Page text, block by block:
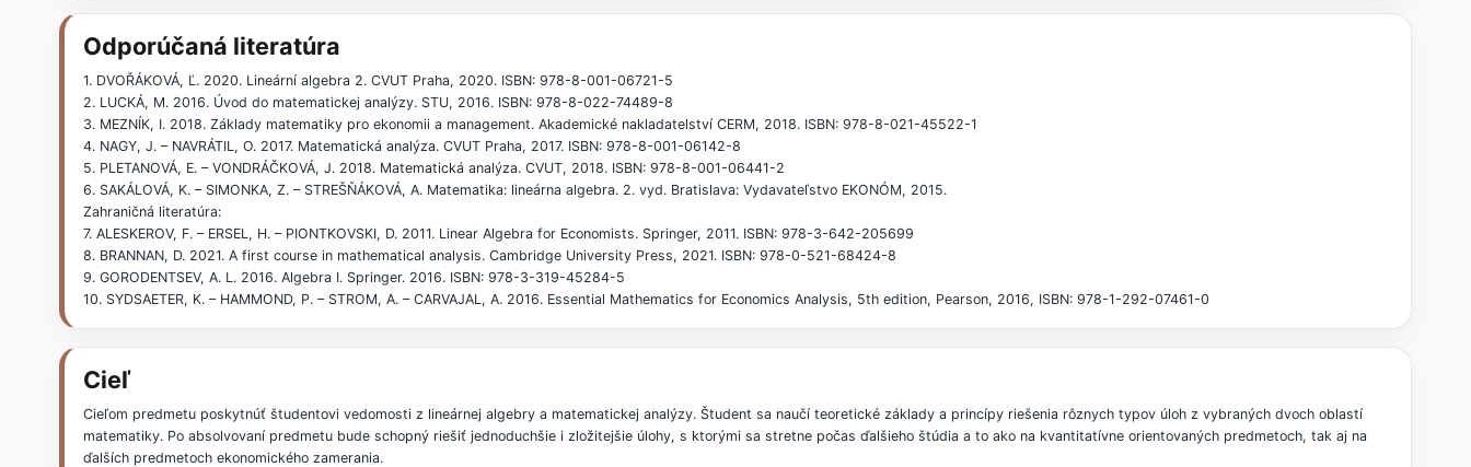
Odporúčaná literatúra
1. DVOŘÁKOVÁ, Ľ. 2020. Lineární algebra 2. CVUT Praha, 2020. ISBN: 978-8-001-06721-5
2. LUCKÁ, M. 2016. Úvod do matematickej analýzy. STU, 2016. ISBN: 978-8-022-74489-8
3. MEZNÍK, I. 2018. Základy matematiky pro ekonomii a management. Akademické nakladatelství CERM, 2018. ISBN: 978-8-021-45522-1
4. NAGY, J. – NAVRÁTIL, O. 2017. Matematická analýza. CVUT Praha, 2017. ISBN: 978-8-001-06142-8
5. PLETANOVÁ, E. – VONDRÁČKOVÁ, J. 2018. Matematická analýza. CVUT, 2018. ISBN: 978-8-001-06441-2
6. SAKÁLOVÁ, K. – SIMONKA, Z. – STREŠŇÁKOVÁ, A. Matematika: lineárna algebra. 2. vyd. Bratislava: Vydavateľstvo EKONÓM, 2015.
Zahraničná literatúra:
7. ALESKEROV, F. – ERSEL, H. – PIONTKOVSKI, D. 2011. Linear Algebra for Economists. Springer, 2011. ISBN: 978-3-642-205699
8. BRANNAN, D. 2021. A first course in mathematical analysis. Cambridge University Press, 2021. ISBN: 978-0-521-68424-8
9. GORODENTSEV, A. L. 2016. Algebra I. Springer. 2016. ISBN: 978-3-319-45284-5
10. SYDSAETER, K. – HAMMOND, P. – STROM, A. – CARVAJAL, A. 2016. Essential Mathematics for Economics Analysis, 5th edition, Pearson, 2016, ISBN: 978-1-292-07461-0
Cieľ
Cieľom predmetu poskytnúť študentovi vedomosti z lineárnej algebry a matematickej analýzy. Študent sa naučí teoretické základy a princípy riešenia rôznych typov úloh z vybraných dvoch oblastí
matematiky. Po absolvovaní predmetu bude schopný riešiť jednoduchšie i zložitejšie úlohy, s ktorými sa stretne počas ďalšieho štúdia a to ako na kvantitatívne orientovaných predmetoch, tak aj na
ďalších predmetoch ekonomického zamerania.